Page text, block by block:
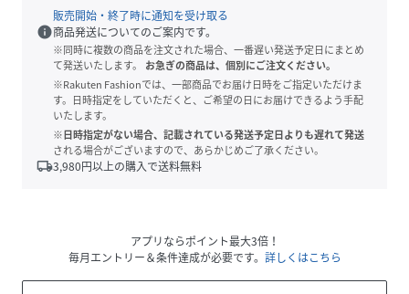
販売開始・終了時に通知を受け取る
info商品発送についてのご案内です。
※同時に複数の商品を注文された場合、一番遅い発送予定日にまとめ
て発送いたします。
お急ぎの商品は、個別にご注文ください。
※Rakuten Fashionでは、一部商品でお届け日時をご指定いただけま
す。日時指定をしていただくと、ご希望の日にお届けできるよう手配
いたします。
※日時指定がない場合、記載されている発送予定日よりも遅れて発送
される場合がございますので、あらかじめご了承ください。
local_shipping3,980円以上の購入で送料無料
アプリならポイント最大3倍！
毎月エントリー＆条件達成が必要です。 詳しくはこちら